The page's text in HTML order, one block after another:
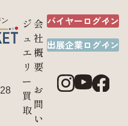
ジ
ュ
エ
リ
ー
買
取
会
社
概
要
お
問
い
バイヤーログイン
出展企業ログイン